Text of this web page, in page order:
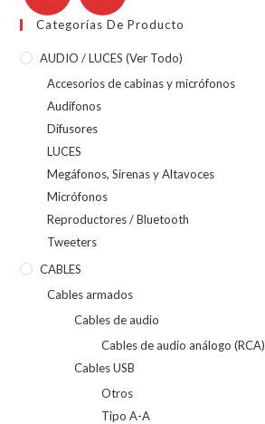
Categorías De Producto
AUDIO / LUCES (ver Todo)
Accesorios de cabinas y micrófonos
Audífonos
Difusores
LUCES
Megáfonos, Sirenas y Altavoces
Micrófonos
Reproductores / Bluetooth
Tweeters
CABLES
Cables armados
Cables de audio
Cables de audio análogo (RCA)
Cables USB
Otros
Tipo A-A